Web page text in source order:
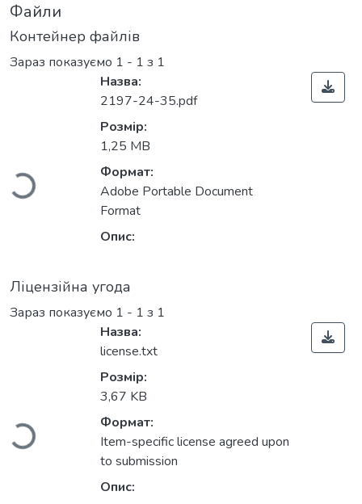
Файли
Контейнер файлів
Зараз показуємо 1 - 1 з 1
Вантажиться...
Назва:
2197-24-35.pdf
Розмір:
1,25 MB
Формат:
Adobe Portable Document
Format
Опис:
Ліцензійна угода
Зараз показуємо 1 - 1 з 1
Вантажиться...
Назва:
license.txt
Розмір:
3,67 KB
Формат:
Item-specific license agreed upon
to submission
Опис: